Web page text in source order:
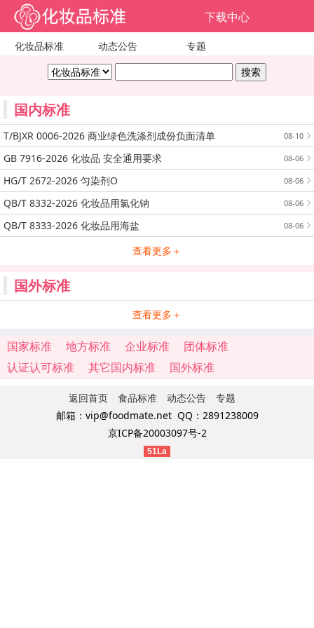
下载中心
化妆品标准 动态公告 专题
国内标准
08-10
T/BJXR 0006-2026 商业绿色洗涤剂成份负面清单
08-06
GB 7916-2026 化妆品 安全通用要求
08-06
HG/T 2672-2026 匀染剂O
08-06
QB/T 8332-2026 化妆品用氯化钠
08-06
QB/T 8333-2026 化妆品用海盐
查看更多＋
国外标准
查看更多＋
国家标准 地方标准 企业标准
团体标准
认证认可标准
其它国内标准 国外标准
返回首页 食品标准 动态公告
专题
邮箱：vip@foodmate.net QQ：2891238009
京ICP备20003097号-2
51La